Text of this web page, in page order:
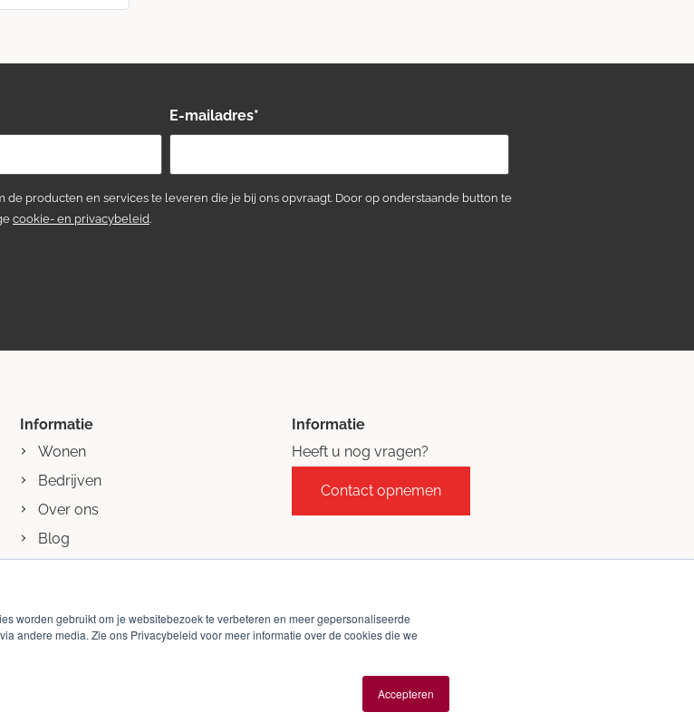
worden gebruikt om je websitebezoek te verbeteren en meer gepersonaliseerde
andere media. Zie ons Privacybeleid voor meer informatie over de cookies die we
Accepteren
E-mailadres*
producten en services te leveren die je bij ons opvraagt. Door op onderstaande button te
cookie- en privacybeleid.
Informatie
Wonen
Bedrijven
Over ons
Blog
Informatie
Heeft u nog vragen?
Contact opnemen
Website